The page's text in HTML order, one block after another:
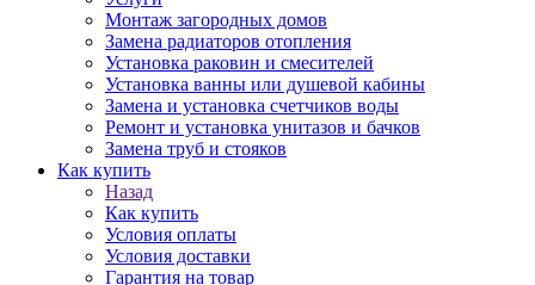
Монтаж загородных домов
Замена радиаторов отопления
Установка раковин и смесителей
Установка ванны или душевой кабины
Замена и установка счетчиков воды
Ремонт и установка унитазов и бачков
Замена труб и стояков
Как купить
Назад
Как купить
Условия оплаты
Условия доставки
Гарантия на товар